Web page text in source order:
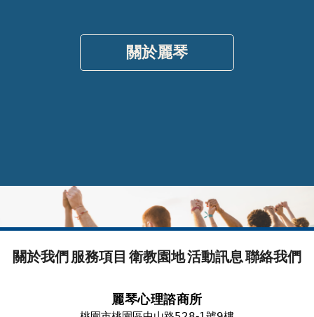
關於麗琴
關於我們 服務項目 衛教園地活動訊息聯絡我們
麗琴心理諮商所